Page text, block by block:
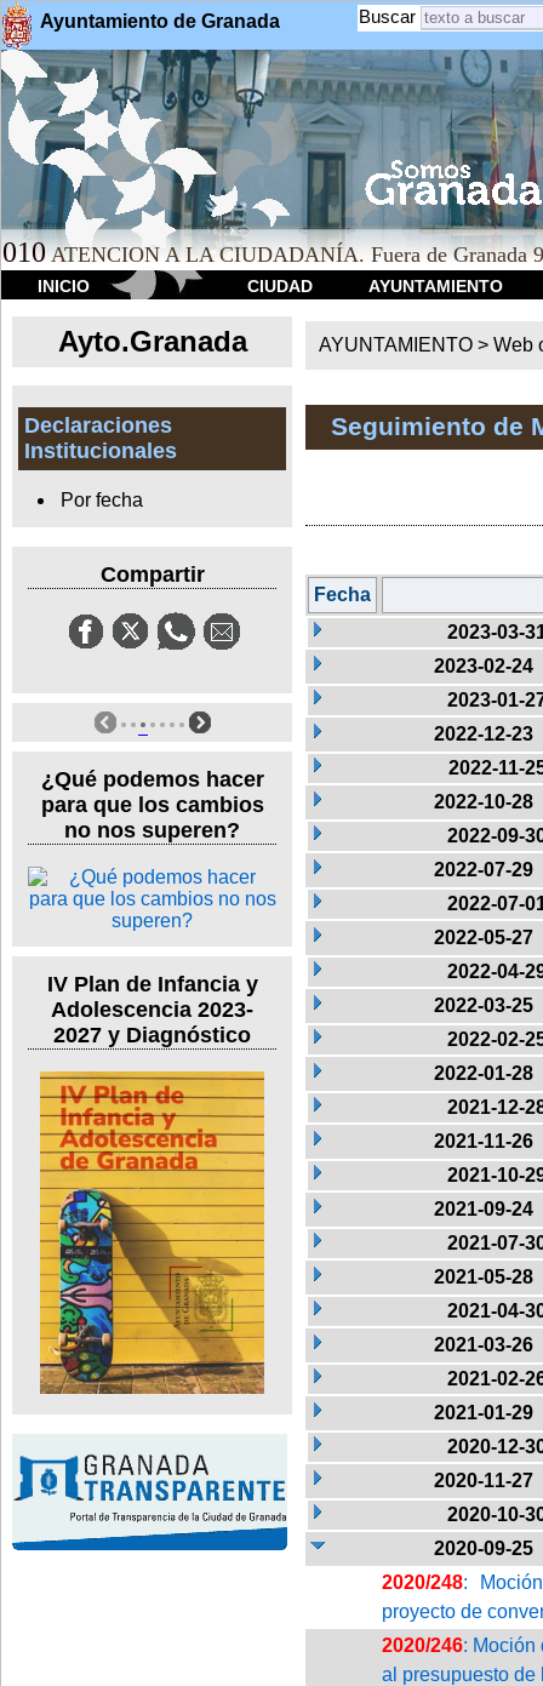
Ayuntamiento de Granada Buscar
010 ATENCION A LA CIUDADANÍA. Fuera de Granada
INICIO CIUDAD AYUNTAMIENTO
Ayto.Granada
Declaraciones
Institucionales
Por fecha
Compartir
¿Qué podemos hacer
para que los cambios
no nos superen?
IV Plan de Infancia y
Adolescencia 2023-
2027 y Diagnóstico
AYUNTAMIENTO > Web
Seguimiento de
Fecha
2023-03-
2023-02-24
2023-01-
2022-12-23
2022-11-
2022-10-28
2022-09-
2022-07-29
2022-07-
2022-05-27
2022-04-
2022-03-25
2022-02-
2022-01-28
2021-12-
2021-11-26
2021-10-
2021-09-24
2021-07-
2021-05-28
2021-04-
2021-03-26
2021-02-
2021-01-29
2020-12-
2020-11-27
2020-10-
2020-09-25
2020/248:
proyecto de
2020/246: Moción
al presupuesto de